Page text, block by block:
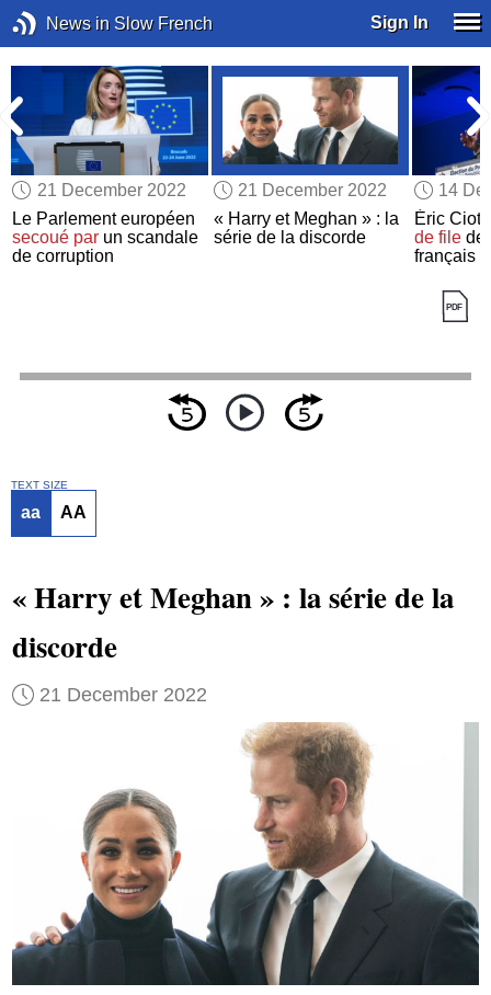
News in Slow French Sign In
21 December 2022
Le Parlement européen
secoué par un scandale
de corruption
21 December 2022
« Harry et Meghan » : la
série de la discorde
14
Éric
de file
français
TEXT SIZE
aa AA
« Harry et Meghan » : la série de la
discorde
21 December 2022